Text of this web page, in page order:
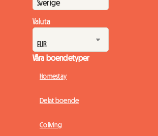
Valuta
Våra boendetyper
Homestay
Delat boende
Coliving